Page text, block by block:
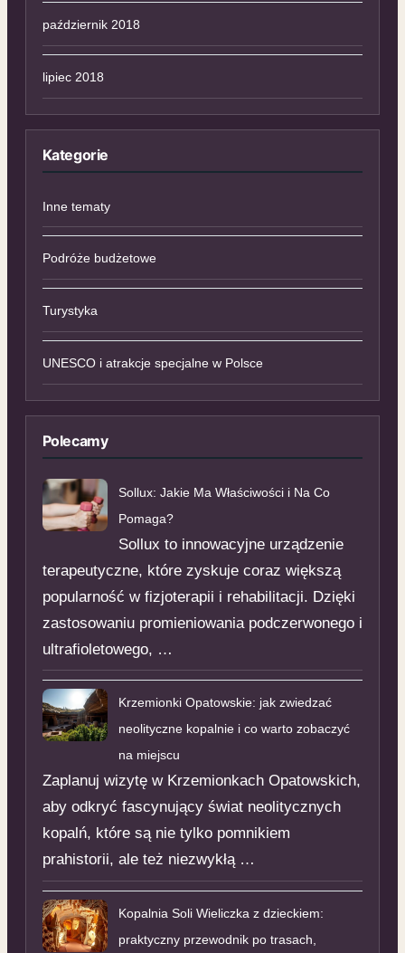
październik 2018
lipiec 2018
Kategorie
Inne tematy
Podróże budżetowe
Turystyka
UNESCO i atrakcje specjalne w Polsce
Polecamy
Sollux: Jakie Ma Właściwości i Na Co
Pomaga?
Sollux to innowacyjne urządzenie
terapeutyczne, które zyskuje coraz większą
popularność w fizjoterapii i rehabilitacji. Dzięki
zastosowaniu promieniowania podczerwonego i
ultrafioletowego, …
Krzemionki Opatowskie: jak zwiedzać
neolityczne kopalnie i co warto zobaczyć
na miejscu
Zaplanuj wizytę w Krzemionkach Opatowskich,
aby odkryć fascynujący świat neolitycznych
kopalń, które są nie tylko pomnikiem
prahistorii, ale też niezwykłą …
Kopalnia Soli Wieliczka z dzieckiem:
praktyczny przewodnik po trasach,